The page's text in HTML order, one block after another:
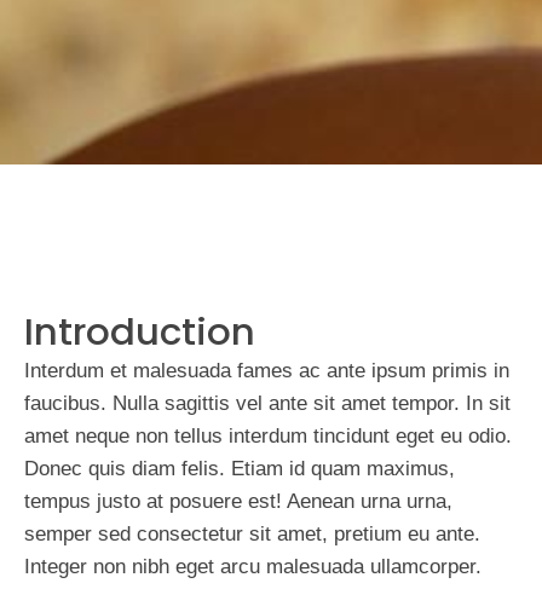
Introduction
Interdum et malesuada fames ac ante ipsum primis in
faucibus. Nulla sagittis vel ante sit amet tempor. In sit
amet neque non tellus interdum tincidunt eget eu odio.
Donec quis diam felis. Etiam id quam maximus,
tempus justo at posuere est! Aenean urna urna,
semper sed consectetur sit amet, pretium eu ante.
Integer non nibh eget arcu malesuada ullamcorper.